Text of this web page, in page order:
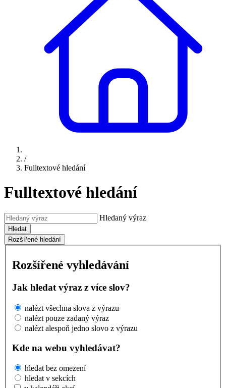
/
Fulltextové hledání
Fulltextové hledání
Hledaný výraz
Hledat
Rozšířené hledání
Rozšířené vyhledávání
Jak hledat výraz z více slov?
nalézt všechna slova z výrazu
nalézt pouze zadaný výraz
nalézt alespoň jedno slovo z výrazu
Kde na webu vyhledávat?
hledat bez omezení
hledat v sekcích